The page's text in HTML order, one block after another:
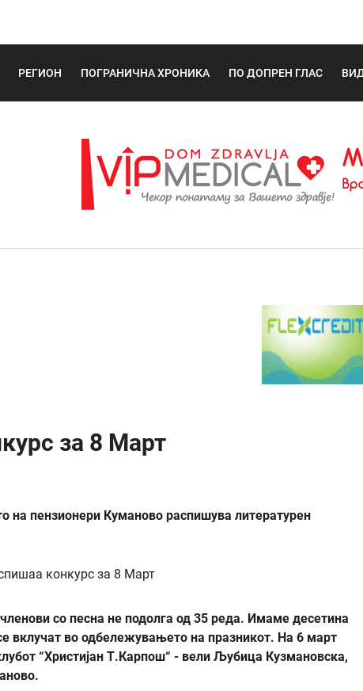
РЕГИОН ПОГРАНИЧНА ХРОНИКА ПО ДОПРЕН ГЛАС
за 8 Март
на пензионери Куманово распишува литературен
со песна не подолга од 35 реда. Имаме десетина
вклучат во одбележувањето на празникот. На 6 март
“Христијан Т.Карпош“ - вели Љубица Кузмановска,